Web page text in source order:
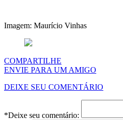
Imagem: Maurício Vinhas
COMPARTILHE
ENVIE PARA UM AMIGO
DEIXE SEU COMENTÁRIO
*Deixe seu comentário: